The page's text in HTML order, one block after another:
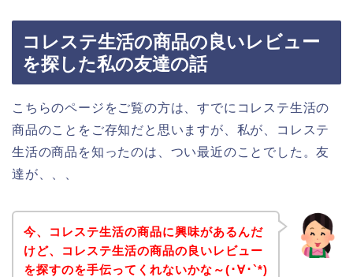
コレステ生活の商品の良いレビュー
を探した私の友達の話
こちらのページをご覧の方は、すでにコレステ生活の
商品のことをご存知だと思いますが、私が、コレステ
生活の商品を知ったのは、つい最近のことでした。友
達が、、、
今、コレステ生活の商品に興味があるんだ
けど、コレステ生活の商品の良いレビュー
を探すのを手伝ってくれないかな～(･∀･`*)